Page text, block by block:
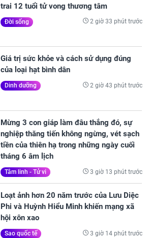
trai 12 tuổi tử vong thương tâm
Đời sống 2 giờ 33 phút trước
Giá trị sức khỏe và cách sử dụng đúng
của loại hạt bình dân
Dinh dưỡng 2 giờ 43 phút trước
Mừng 3 con giáp làm đâu thắng đó, sự
nghiệp thăng tiến không ngừng, vét sạch
tiền của thiên hạ trong những ngày cuối
tháng 6 âm lịch
Tâm linh - Tử vi 3 giờ 13 phút trước
Loạt ảnh hơn 20 năm trước của Lưu Diệc
Phi và Huỳnh Hiểu Minh khiến mạng xã
hội xôn xao
Sao quốc tế 3 giờ 14 phút trước